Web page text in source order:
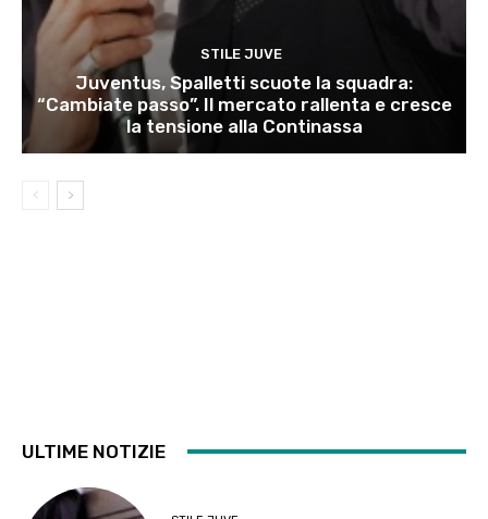
STILE JUVE
Juventus, Spalletti scuote la squadra:
“Cambiate passo”. Il mercato rallenta e cresce
la tensione alla Continassa
ULTIME NOTIZIE